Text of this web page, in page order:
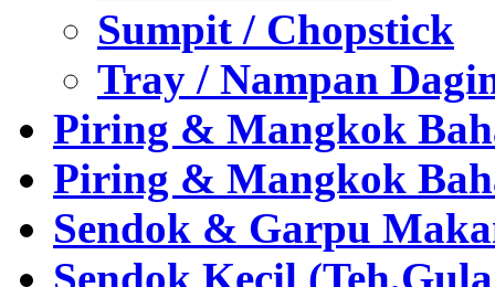
Sumpit / Chopstick
Tray / Nampan
Piring & Mangkok
Piring & Mangkok
Sendok & Garpu